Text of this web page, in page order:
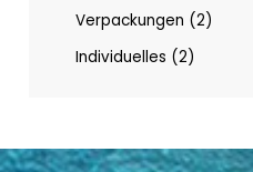
Verpackungen
2
Individuelles
2